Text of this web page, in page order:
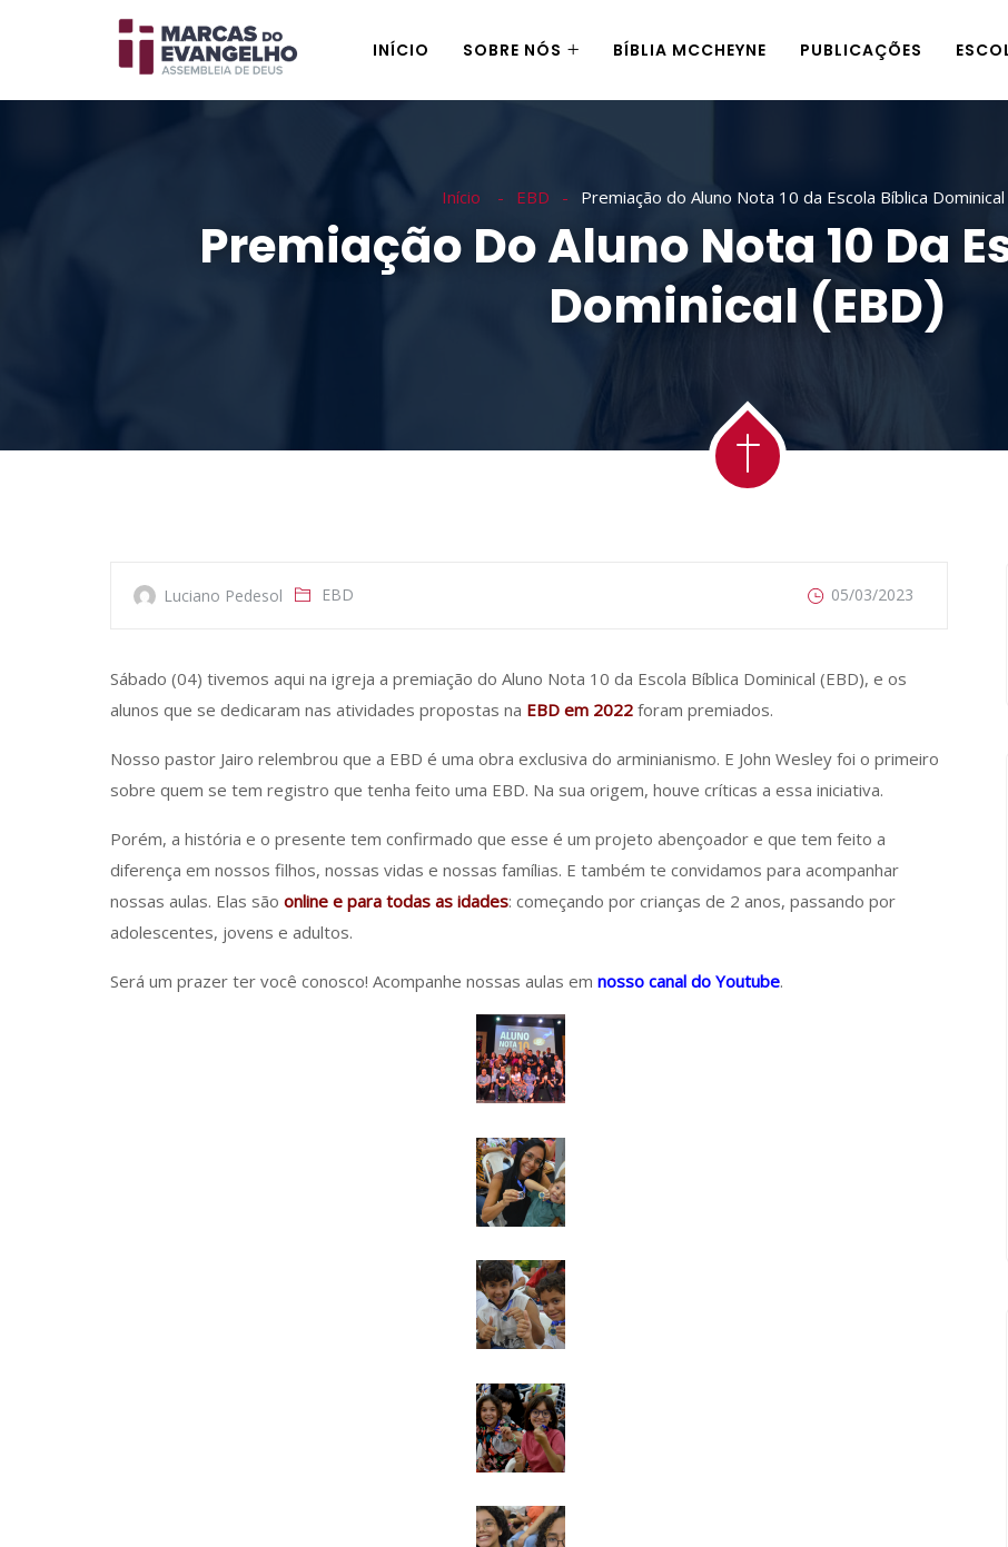
INÍCIO SOBRE NÓS BÍBLIA MCCHEYNE PUBLICAÇÕES
Início EBD Premiação do Aluno Nota 10 da Escola Bíblica Dominical
Premiação Do Aluno Nota 10 Da
Dominical (EBD)
Luciano Pedesol EBD 05/03/2023
Sábado (04) tivemos aqui na igreja a premiação do Aluno Nota 10 da Escola Bíblica Dominical (EBD), e os
alunos que se dedicaram nas atividades propostas na EBD em 2022 foram premiados.
Nosso pastor Jairo relembrou que a EBD é uma obra exclusiva do arminianismo. E John Wesley foi o primeiro
sobre quem se tem registro que tenha feito uma EBD. Na sua origem, houve críticas a essa iniciativa.
Porém, a história e o presente tem confirmado que esse é um projeto abençoador e que tem feito a
diferença em nossos filhos, nossas vidas e nossas famílias. E também te convidamos para acompanhar
nossas aulas. Elas são online e para todas as idades: começando por crianças de 2 anos, passando por
adolescentes, jovens e adultos.
Será um prazer ter você conosco! Acompanhe nossas aulas em nosso canal do Youtube.